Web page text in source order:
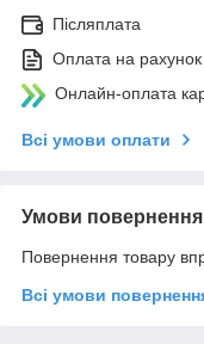
Післяплата
Оплата на рахунок
Онлайн-оплата
Всі умови оплати
Умови повернення
Повернення товару
Всі умови